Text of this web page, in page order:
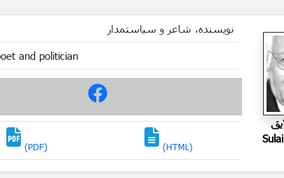
نویسنده، شاعر و سیاستمدار
and politician
(PDF) (HTML)